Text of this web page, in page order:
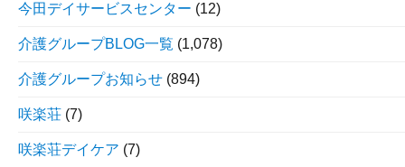
今田デイサービスセンター (12)
介護グループBLOG一覧 (1,078)
介護グループお知らせ (894)
咲楽荘 (7)
咲楽荘デイケア (7)